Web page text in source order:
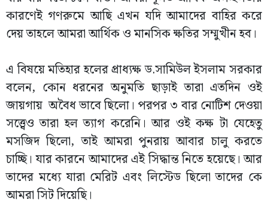
কারণেই গণরুমে আছি এখন যদি আমাদের বাহির করে
দেয় তাহলে আমরা আর্থিক ও মানসিক ক্ষতির সম্মুখীন হব।
এ বিষয়ে মতিহার হলের প্রাধ্যক্ষ ড.সামিউল ইসলাম সরকার
বলেন, কোন ধরনের অনুমতি ছাড়াই তারা এতদিন ওই
জায়গায় অবৈধ ভাবে ছিলো। পরপর ৩ বার নোটিশ দেওয়া
সত্ত্বেও তারা হল ত্যাগ করেনি। আর ওই কক্ষ টা যেহেতু
মসজিদ ছিলো, তাই আমরা পুনরায় আবার চালু করতে
চাচ্ছি। যার কারনে আমাদের এই সিদ্ধান্ত নিতে হয়েছে। আর
তাদের মধ্যে যারা মেরিট এবং লিস্টেড ছিলো তাদের কে
আমরা সিট দিয়েছি।